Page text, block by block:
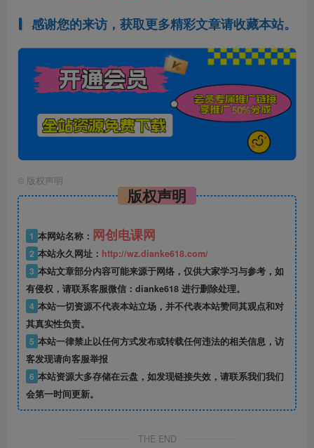
感谢您的来访，获取更多精彩文章请收藏本站。
© 版权声明
版权声明
1 本网站名称： 网创电课网
2 本站永久网址： http://wz.dianke618.com/
3 本站文章部分内容可能来源于网络，仅供大家学习与参考，如
有侵权，请联系客服微信：dianke618 进行删除处理。
4 本站一切资源不代表本站立场，并不代表本站赞同其观点和对
其真实性负责。
5 本站一律禁止以任何方式发布或转载任何违法的相关信息，访
客发现请向客服举报
6 本站资源大多存储在云盘，如发现链接失效，请联系我们我们
会第一时间更新。
THE END